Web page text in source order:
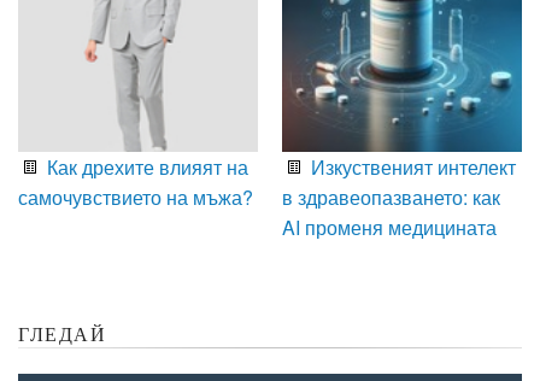
Как дрехите влияят на
самочувствието на мъжа?
Изкуственият интелект
в здравеопазването: как
AI променя медицината
ГЛЕДАЙ